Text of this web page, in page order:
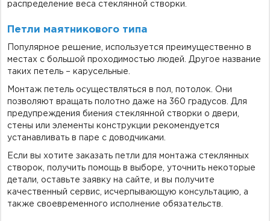
распределение веса стеклянной створки.
Петли маятникового типа
Популярное решение, используется преимущественно в
местах с большой проходимостью людей. Другое название
таких петель – карусельные.
Монтаж петель осуществляться в пол, потолок. Они
позволяют вращать полотно даже на 360 градусов. Для
предупреждения биения стеклянной створки о двери,
стены или элементы конструкции рекомендуется
устанавливать в паре с доводчиками.
Если вы хотите заказать петли для монтажа стеклянных
створок, получить помощь в выборе, уточнить некоторые
детали, оставьте заявку на сайте, и вы получите
качественный сервис, исчерпывающую консультацию, а
также своевременного исполнение обязательств.